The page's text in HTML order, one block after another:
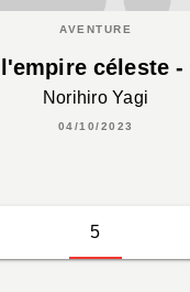
AVENTURE
céleste -
Norihiro Yagi
04/10/2023
5